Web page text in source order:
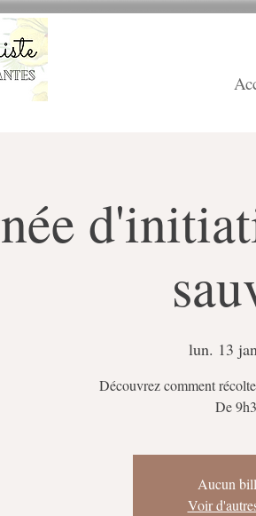
lun. 13
Découvrez comment
Aucun
Voir